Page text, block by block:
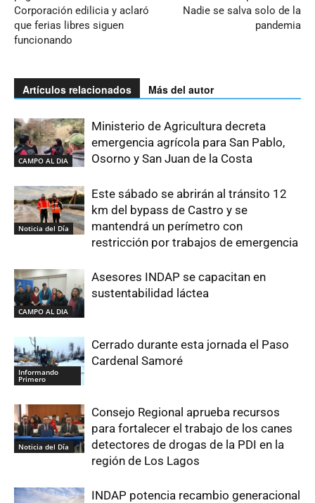
Corporación edilicia y aclaró
que ferias libres siguen
funcionando
Nadie se salva solo de la
pandemia
Artículos relacionados Más del autor
CAMPO AL DIA
Ministerio de Agricultura decreta
emergencia agrícola para San Pablo,
Osorno y San Juan de la Costa
Noticia del Día
Este sábado se abrirán al tránsito 12
km del bypass de Castro y se
mantendrá un perímetro con
restricción por trabajos de emergencia
CAMPO AL DIA
Asesores INDAP se capacitan en
sustentabilidad láctea
Informando
Primero
Cerrado durante esta jornada el Paso
Cardenal Samoré
Noticia del Día
Consejo Regional aprueba recursos
para fortalecer el trabajo de los canes
detectores de drogas de la PDI en la
región de Los Lagos
INDAP potencia recambio generacional